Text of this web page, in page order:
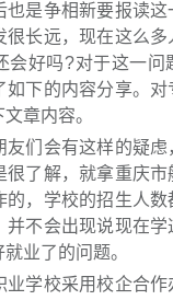
也是争相新要报读
长远，现在这么多
会好吗?对于这一问
如下的内容分享。
章内容。
们会有这样的疑虑
很了解，就拿重庆
的，学校的招生人
并不会出现说现在
业了的问题。
学校采用校企合作